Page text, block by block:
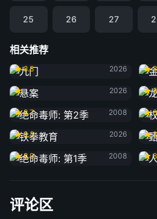
25 26 27
相关推荐
九门
8.8
2026
悬案
2026
龙
绝命毒师: 第2季
8.7
2008
权
铁拳教育
9.3
2026
甄
绝命毒师: 第1季
8.9
2008
人
评论区